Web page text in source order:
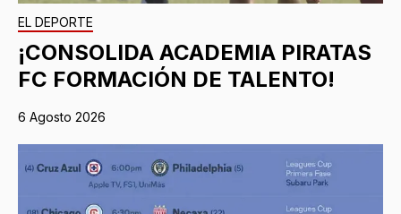
EL DEPORTE
¡CONSOLIDA ACADEMIA PIRATAS
FC FORMACIÓN DE TALENTO!
6 Agosto 2026